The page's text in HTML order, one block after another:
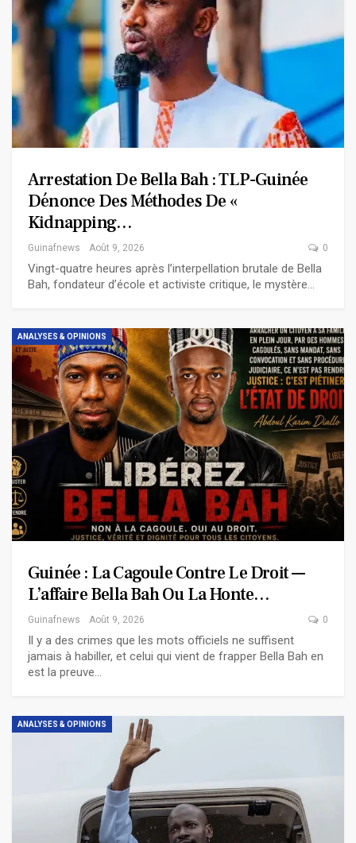
Arrestation De Bella Bah : TLP-Guinée
Dénonce Des Méthodes De «
Kidnapping…
Guinafnews Août 9, 2026 0
Vingt-quatre heures après l’interpellation brutale de Bella
Bah, fondateur d’école et activiste critique, le mystère…
ANALYSES & OPINIONS
Guinée : La Cagoule Contre Le Droit —
L’affaire Bella Bah Ou La Honte…
Guinafnews Août 9, 2026 0
Il y a des crimes que les mots officiels ne suffisent
jamais à habiller, et celui qui vient de frapper Bella Bah en
est la preuve…
ANALYSES & OPINIONS